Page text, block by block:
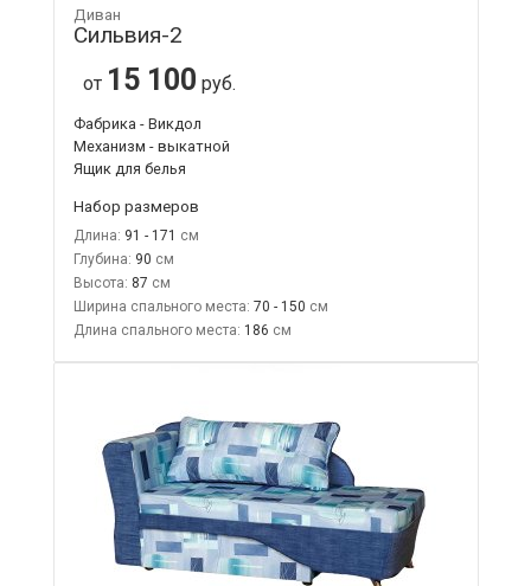
Диван
Сильвия-2
от 15 100 руб.
Фабрика - Викдол
Механизм - выкатной
Ящик для белья
Набор размеров
Длина: 91 - 171
Глубина: 90
Высота: 87
Ширина спального места: 70 - 150
Длина спального места: 186